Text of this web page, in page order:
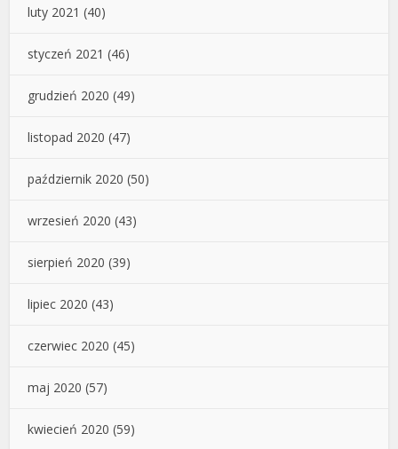
luty 2021 (40)
styczeń 2021 (46)
grudzień 2020 (49)
listopad 2020 (47)
październik 2020 (50)
wrzesień 2020 (43)
sierpień 2020 (39)
lipiec 2020 (43)
czerwiec 2020 (45)
maj 2020 (57)
kwiecień 2020 (59)